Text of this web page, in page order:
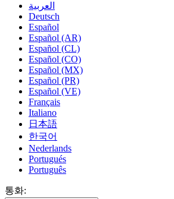
العربية
Deutsch
Español
Español (AR)
Español (CL)
Español (CO)
Español (MX)
Español (PR)
Español (VE)
Français
Italiano
日本語
한국어
Nederlands
Portugués
Português
통화: